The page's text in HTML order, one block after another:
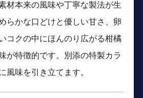
材本来の風味や丁寧な製法が生
らかな口どけと優しい甘さ、卵
コクの中にほんのり広がる柑橘
が特徴的です。別添の特製カラ
風味を引き立てます。